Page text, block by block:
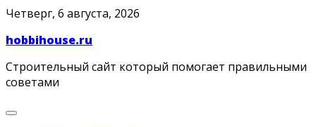
Skip
content
Четверг, 6 августа, 2026
hobbihouse.ru
Строительный сайт который помогает правильными
советами